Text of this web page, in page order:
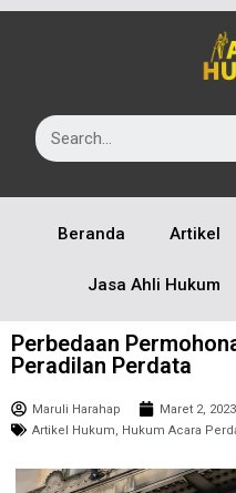
Beranda Artikel
Jasa Ahli Hukum
Perbedaan
Peradilan Perdata
Maruli Harahap Maret 2, 2023
Artikel Hukum
Hukum Acara